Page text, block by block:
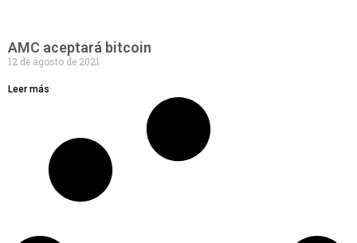
AMC aceptará bitcoin
12 de agosto de 2021
Leer más